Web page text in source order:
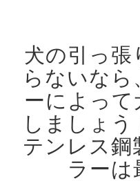
犬の引っ張
らないなら
ーによって
しましょう
テンレス鋼
ラーは